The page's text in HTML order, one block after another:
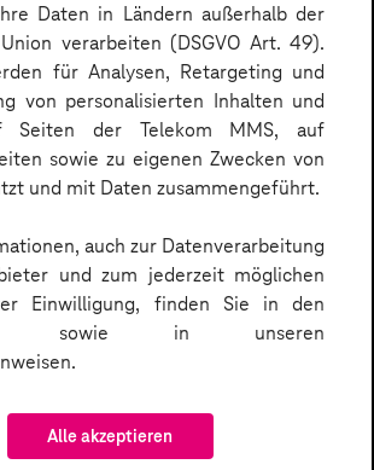
Daten in Ländern außerhalb der
verarbeiten (DSGVO Art. 49).
für Analysen, Retargeting und
von personalisierten Inhalten und
Seiten der Telekom MMS, auf
sowie zu eigenen Zwecken von
und mit Daten zusammengeführt.
auch zur Datenverarbeitung
und zum jederzeit möglichen
Einwilligung, finden Sie in den
sowie in unseren
Alle akzeptieren